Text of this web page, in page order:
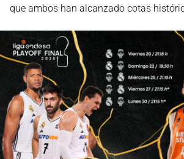
que ambos han alcanzado cotas